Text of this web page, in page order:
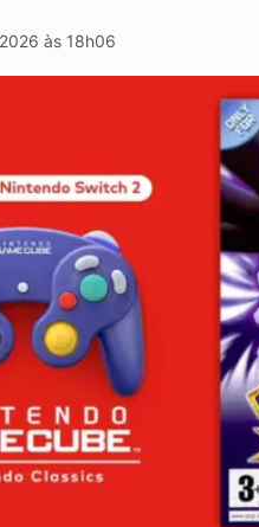
às 18h06